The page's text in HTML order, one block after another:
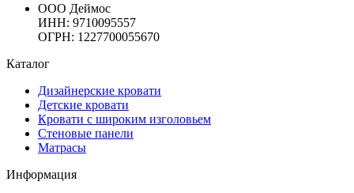
ООО Деймос
ИНН: 9710095557
ОГРН: 1227700055670
Каталог
Дизайнерские кровати
Детские кровати
Кровати с широким изголовьем
Стеновые панели
Матрасы
Информация